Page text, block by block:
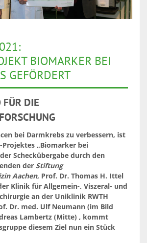
BIOMARKER BEI
GEFÖRDERT
DIE
bei Darmkrebs zu verbessern, ist
Projektes „Biomarker bei
Scheckübergabe durch den
der Stiftung
Aachen, Prof. Dr. Thomas H. Ittel
Klinik für Allgemein-, Viszeral- und
an der Uniklinik RWTH
Dr. med. Ulf Neumann (im Bild
Lambertz (Mitte) , kommt
diesem Ziel nun ein Stück